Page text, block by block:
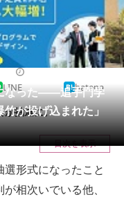
児
なった――追手門学
が投げ込まれた」
LINE hatena
が抽選に。
目次を表示
形式になったこと
相次いでいる他、